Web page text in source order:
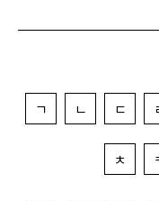
ㄱ ㄴ ㄷ
ㅊ